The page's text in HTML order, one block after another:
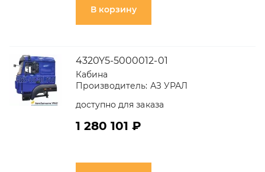
В корзину
4320Y5-5000012-01
Кабина
Производитель: АЗ УРАЛ
доступно для заказа
1 280 101 ₽